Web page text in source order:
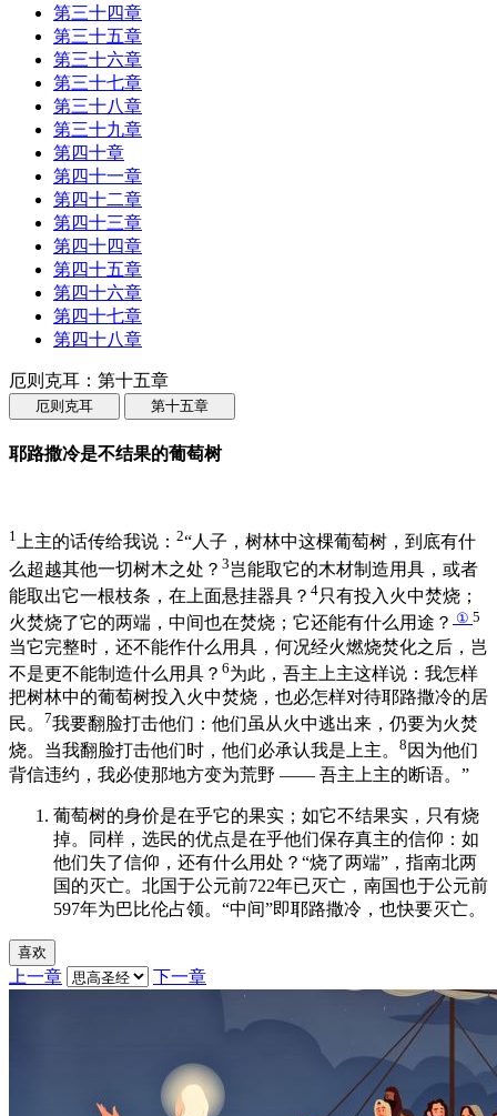
第三十四章
第三十五章
第三十六章
第三十七章
第三十八章
第三十九章
第四十章
第四十一章
第四十二章
第四十三章
第四十四章
第四十五章
第四十六章
第四十七章
第四十八章
厄则克耳：第十五章
厄则克耳 第十五章
耶路撒冷是不结果的葡萄树
1上主的话传给我说： 2“人子，树林中这棵葡萄树，到底有什
么超越其他一切树木之处？ 3岂能取它的木材制造用具，或者
能取出它一根枝条，在上面悬挂器具？ 4只有投入火中焚烧；
火焚烧了它的两端，中间也在焚烧；它还能有什么用途？ ① 5
当它完整时，还不能作什么用具，何况经火燃烧焚化之后，岂
不是更不能制造什么用具？ 6为此，吾主上主这样说：我怎样
把树林中的葡萄树投入火中焚烧，也必怎样对待耶路撒冷的居
民。 7我要翻脸打击他们：他们虽从火中逃出来，仍要为火焚
烧。当我翻脸打击他们时，他们必承认我是上主。 8 因为他们
背信违约，我必使那地方变为荒野 —— 吾主上主的断语。”
葡萄树的身价是在乎它的果实；如它不结果实，只有烧
掉。同样，选民的优点是在乎他们保存真主的信仰：如
他们失了信仰，还有什么用处？“烧了两端”，指南北两
国的灭亡。北国于公元前722年已灭亡，南国也于公元前
597年为巴比伦占领。“中间”即耶路撒冷，也快要灭亡。
喜欢
上一章 下一章